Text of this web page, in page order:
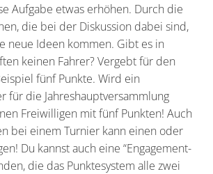
Aufgabe etwas erhöhen. Durch die
die bei der Diskussion dabei sind,
neue Ideen kommen. Gibt es in
keinen Fahrer? Vergebt für den
fünf Punkte. Wird ein
für die Jahreshauptversammlung
Freiwilligen mit fünf Punkten! Auch
bei einem Turnier kann einen oder
Du kannst auch eine “Engagement-
die das Punktesystem alle zwei